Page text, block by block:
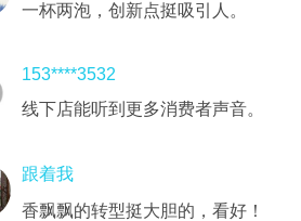
一杯两泡，创新点挺吸引人。
153****3532
线下店能听到更多消费者声音。
跟着我
香飘飘的转型挺大胆的，看好！